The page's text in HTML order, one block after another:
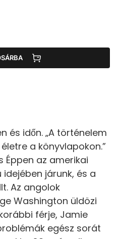
és időn. „A történelem
a könyvlapokon.”
Éppen az amerikai
járunk, és a
Az angolok
Washington üldözi
férje, Jamie
egész sorát